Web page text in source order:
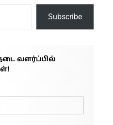
Subscribe
வளர்ப்பில்